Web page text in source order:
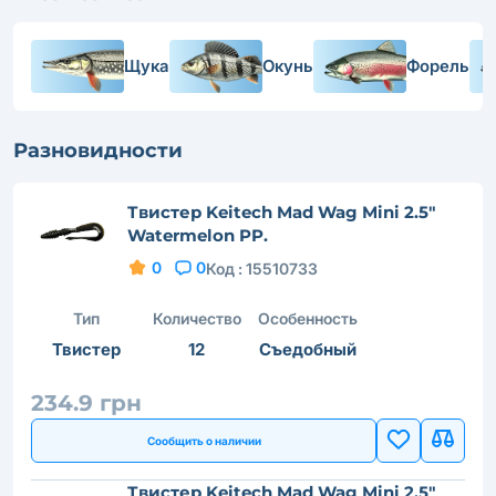
Щука Окунь Форель
Разновидности
Твистер Keitech Mad Wag Mini 2.5"
Watermelon PP.
0 0Код : 15510733
Тип
Твистер
Количество
12
Особенность
Съедобный
234.9 грн
Сообщить о наличии
Твистер Keitech Mad Wag Mini 2.5"